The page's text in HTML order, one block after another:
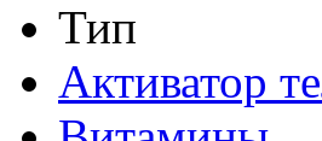
Тип
Активатор